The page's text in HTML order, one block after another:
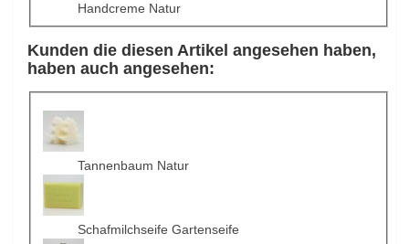
Handcreme Natur
Kunden die diesen Artikel angesehen haben,
haben auch angesehen:
Tannenbaum Natur
Schafmilchseife Gartenseife